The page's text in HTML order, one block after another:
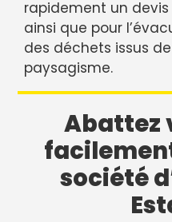
rapidement un
ainsi que pour
des déchets issus
paysagisme.
Abattez
société